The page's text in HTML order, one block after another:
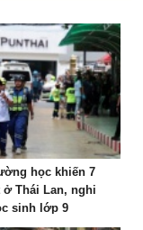
học khiến 7
Thái Lan, nghi
sinh lớp 9